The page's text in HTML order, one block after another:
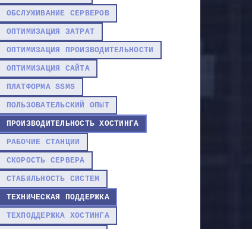
ОБСЛУЖИВАНИЕ СЕРВЕРОВ
ОПТИМИЗАЦИЯ ЗАТРАТ
ОПТИМИЗАЦИЯ ПРОИЗВОДИТЕЛЬНОСТИ
ОПТИМИЗАЦИЯ САЙТА
ПЛАТФОРМА SSMS
ПОЛЬЗОВАТЕЛЬСКИЙ ОПЫТ
ПРОИЗВОДИТЕЛЬНОСТЬ ХОСТИНГА
РАБОЧИЕ СТАНЦИИ
СКОРОСТЬ СЕРВЕРА
СТАБИЛЬНОСТЬ СИСТЕМ
ТЕХНИЧЕСКАЯ ПОДДЕРЖКА
ТЕХПОДДЕРЖКА ХОСТИНГА